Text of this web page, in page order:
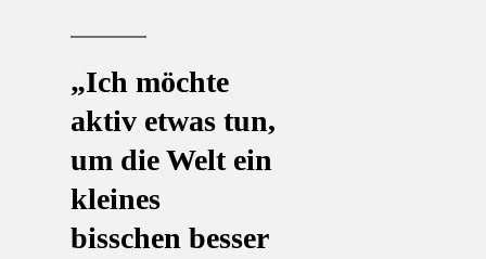
„Ich möchte
aktiv etwas tun,
um die Welt ein
kleines
bisschen besser